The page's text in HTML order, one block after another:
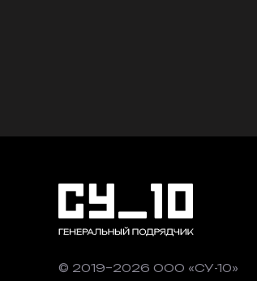
© 2019–2026 ООО «СУ-10»